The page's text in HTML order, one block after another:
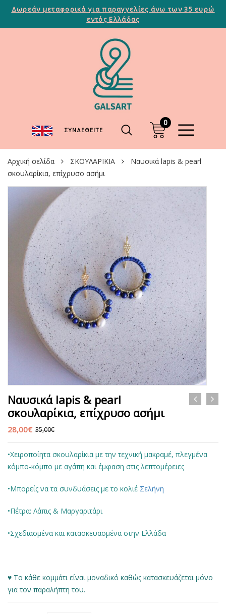
Δωρεάν μεταφορικά για παραγγελίες άνω των 35 ευρώ
εντός Ελλάδας
ΣΥΝΔΕΘΕΊΤΕ
0
Αρχική σελίδα ΣΚΟΥΛΑΡΙΚΙΑ
Ναυσικά lapis & pearl
σκουλαρίκια, επίχρυσο ασήμι
Ναυσικά lapis & pearl
σκουλαρίκια, επίχρυσο ασήμι
35,00€
28,00€
•Χειροποίητα σκουλαρίκια με την τεχνική μακραμέ, πλεγμένα
κόμπο-κόμπο με αγάπη και έμφαση στις λεπτομέρειες
•Μπορείς να τα συνδυάσεις με το κολιέ Σελήνη
•Πέτρα: Λάπις & Μαργαριτάρι
•Σχεδιασμένα και κατασκευασμένα στην Ελλάδα
♥ Το κάθε κομμάτι είναι μοναδικό καθώς κατασκευάζεται μόνο
για τον παραλήπτη του.